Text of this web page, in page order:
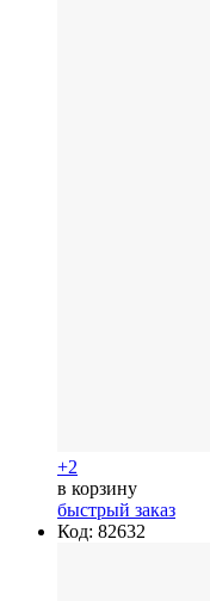
+2
в корзину
быстрый заказ
Код: 82632